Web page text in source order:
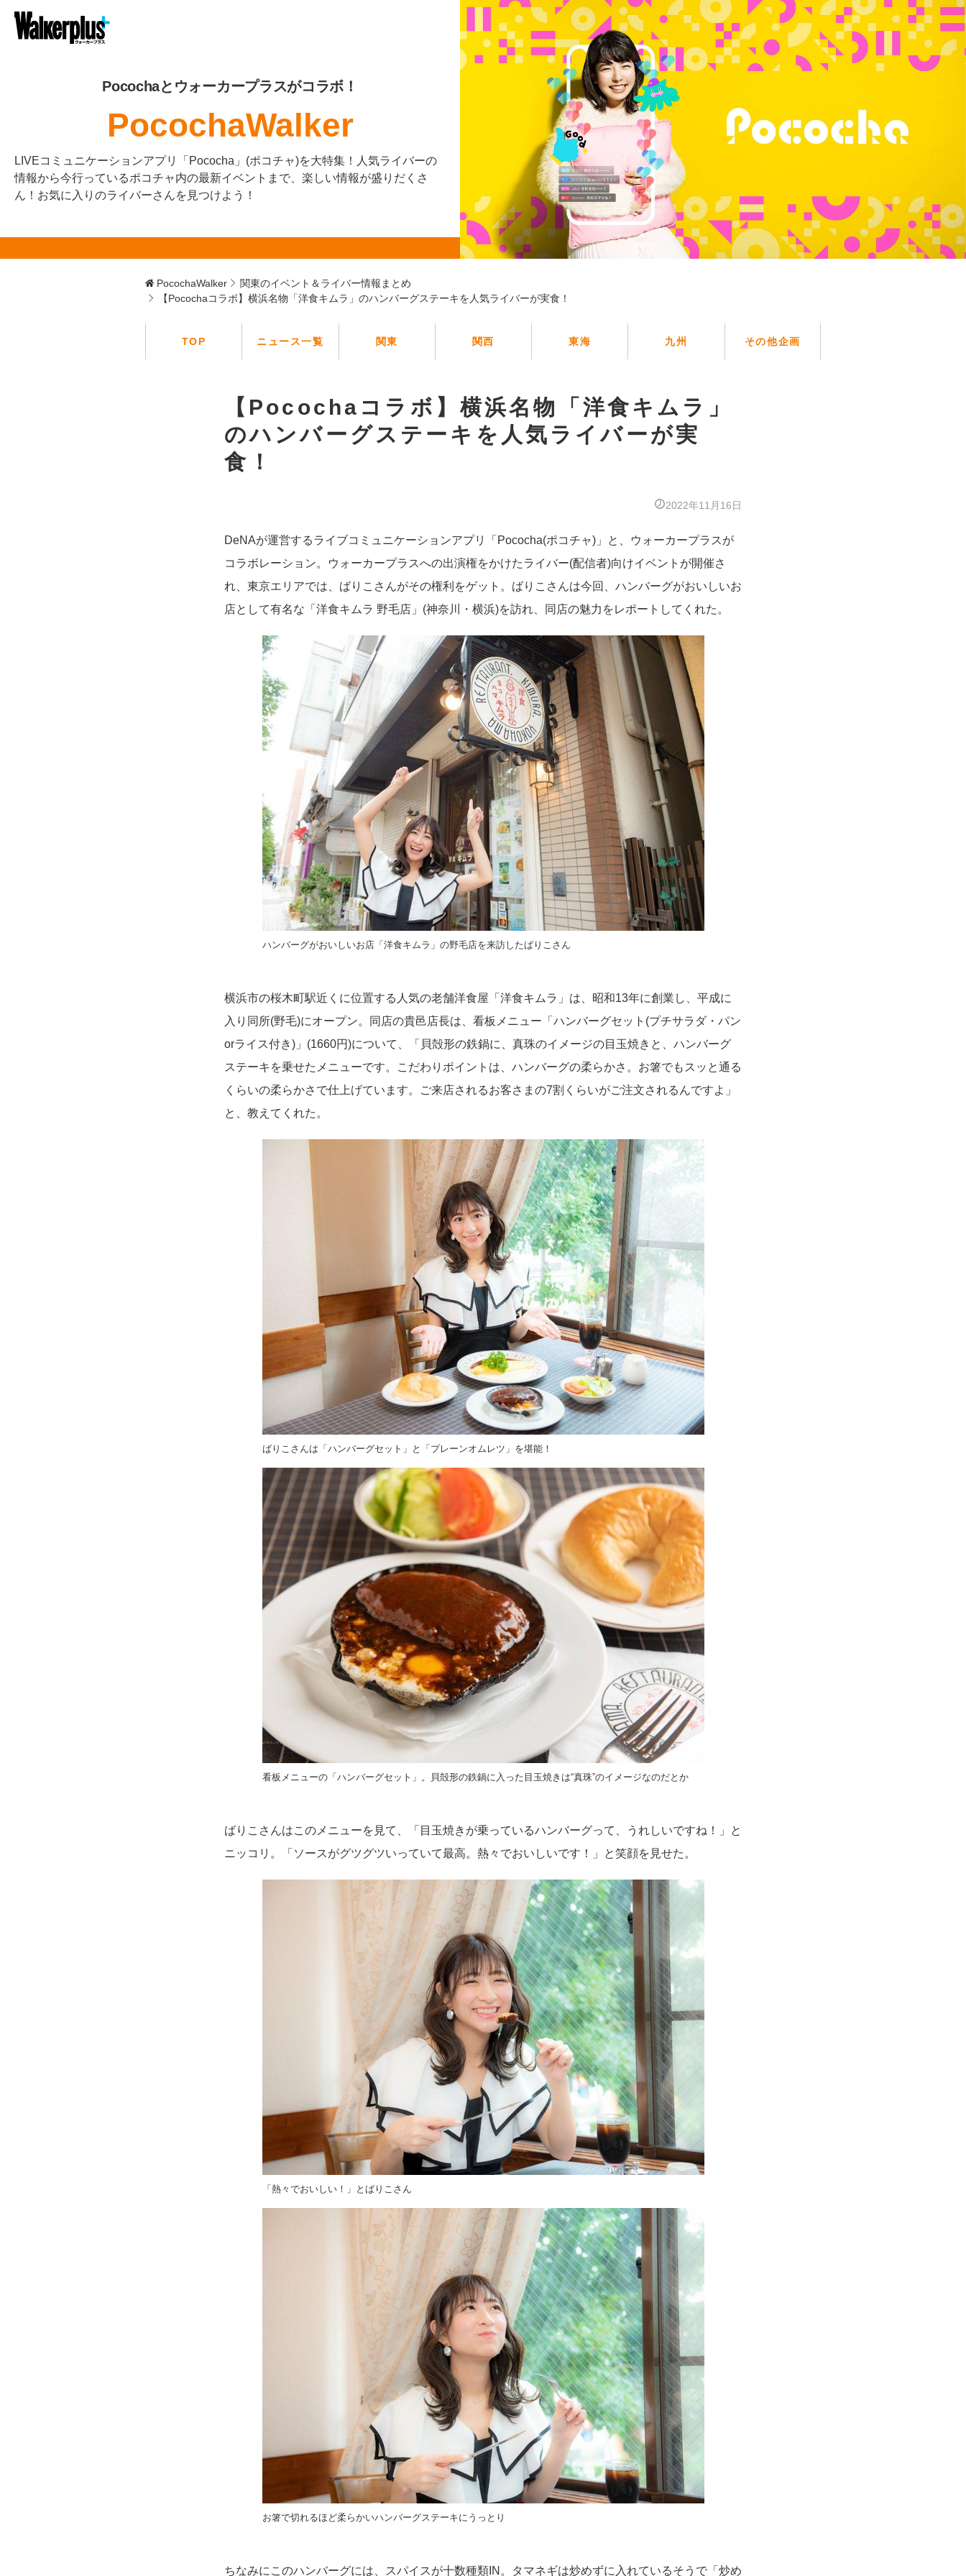
Pocochaとウォーカープラスがコラボ！
PocochaWalker
LIVEコミュニケーションアプリ「Pococha」(ポコチャ)を大特集！人気ライバーの
情報から今行っているポコチャ内の最新イベントまで、楽しい情報が盛りだくさ
ん！お気に入りのライバーさんを見つけよう！
PocochaWalker
関東のイベント＆ライバー情報まとめ
【Pocochaコラボ】横浜名物「洋食キムラ」のハンバーグステーキを人気ライバーが実食！
TOP ニュース一覧 関東 関西 東海 九州 その他企画
【Pocochaコラボ】横浜名物「洋食キムラ」
のハンバーグステーキを人気ライバーが実
食！
2022年11月16日
DeNAが運営するライブコミュニケーションアプリ「Pococha(ポコチャ)」と、ウォーカープラスが
コラボレーション。ウォーカープラスへの出演権をかけたライバー(配信者)向けイベントが開催さ
れ、東京エリアでは、ばりこさんがその権利をゲット。ばりこさんは今回、ハンバーグがおいしいお
店として有名な「洋食キムラ 野毛店」(神奈川・横浜)を訪れ、同店の魅力をレポートしてくれた。
ハンバーグがおいしいお店「洋食キムラ」の野毛店を来訪したばりこさん
横浜市の桜木町駅近くに位置する人気の老舗洋食屋「洋食キムラ」は、昭和13年に創業し、平成に
入り同所(野毛)にオープン。同店の貴邑店長は、看板メニュー「ハンバーグセット(プチサラダ・パン
orライス付き)」(1660円)について、「貝殻形の鉄鍋に、真珠のイメージの目玉焼きと、ハンバーグ
ステーキを乗せたメニューです。こだわりポイントは、ハンバーグの柔らかさ。お箸でもスッと通る
くらいの柔らかさで仕上げています。ご来店されるお客さまの7割くらいがご注文されるんですよ」
と、教えてくれた。
ばりこさんは「ハンバーグセット」と「プレーンオムレツ」を堪能！
看板メニューの「ハンバーグセット」。貝殻形の鉄鍋に入った目玉焼きは“真珠”のイメージなのだとか
ばりこさんはこのメニューを見て、「目玉焼きが乗っているハンバーグって、うれしいですね！」と
ニッコリ。「ソースがグツグツいっていて最高。熱々でおいしいです！」と笑顔を見せた。
「熱々でおいしい！」とばりこさん
お箸で切れるほど柔らかいハンバーグステーキにうっとり
ちなみにこのハンバーグには、スパイスが十数種類IN。タマネギは炒めずに入れているそうで「炒め